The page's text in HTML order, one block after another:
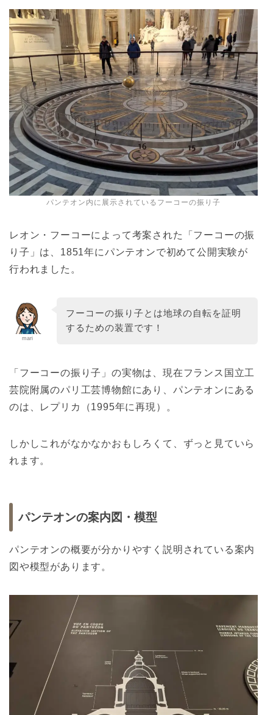
パンテオン内に展示されているフーコーの振り子
レオン・フーコーによって考案された「フーコーの振
り子」は、1851年にパンテオンで初めて公開実験が
行われました。
mari
フーコーの振り子とは地球の自転を証明
するための装置です！
「フーコーの振り子」の実物は、現在フランス国立工
芸院附属のパリ工芸博物館にあり、パンテオンにある
のは、レプリカ（1995年に再現）。
しかしこれがなかなかおもしろくて、ずっと見ていら
れます。
パンテオンの案内図・模型
パンテオンの概要が分かりやすく説明されている案内
図や模型があります。